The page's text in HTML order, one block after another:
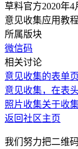
草料官方2020年4
意见收集应用教程
所属版块
微信码
相关讨论
意见收集的表单页
意见收集，在表
照片收集关于收
返回社区主页
我们努力把二维